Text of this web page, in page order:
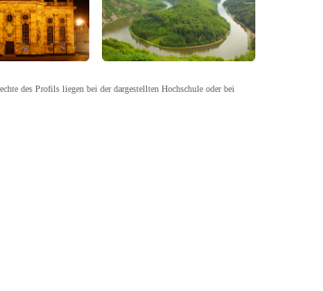
des Profils liegen bei der dargestellten Hochschule oder bei